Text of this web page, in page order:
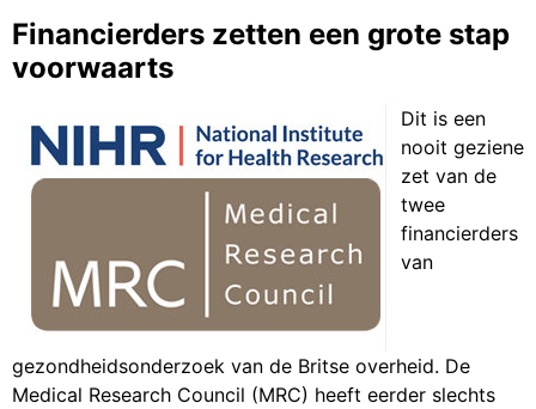
Financierders zetten een grote stap
voorwaarts
Dit is een
nooit geziene
zet van de
twee
financierders
van
gezondheidsonderzoek van de Britse overheid. De
Medical Research Council (MRC) heeft eerder slechts